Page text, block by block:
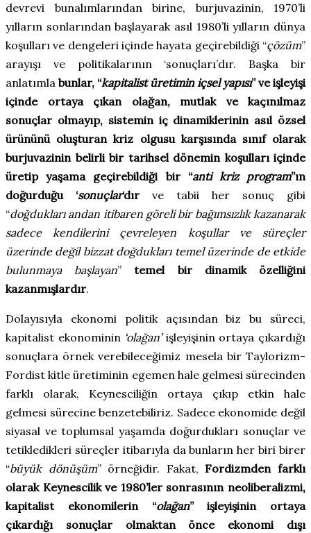
devrevi bunalımlarından birine, burjuvazinin, 1970’li
yılların sonlarından başlayarak asıl 1980’li yılların dünya
koşulları ve dengeleri içinde hayata geçirebildiği “çözüm”
arayışı ve politikalarının ‘sonuçları’dır. Başka bir
anlatımla bunlar, “kapitalist üretimin içsel yapısı” ve işleyişi
içinde ortaya çıkan olağan, mutlak ve kaçınılmaz
sonuçlar olmayıp, sistemin iç dinamiklerinin asıl özsel
ürününü oluşturan kriz olgusu karşısında sınıf olarak
burjuvazinin belirli bir tarihsel dönemin koşulları içinde
üretip yaşama geçirebildiği bir “anti kriz program”ın
doğurduğu ‘sonuçlar‘dır ve tabii her sonuç gibi
“doğdukları andan itibaren göreli bir bağımsızlık kazanarak
sadece kendilerini çevreleyen koşullar ve süreçler
üzerinde değil bizzat doğdukları temel üzerinde de etkide
bulunmaya başlayan”temel bir dinamik özelliğini
kazanmışlardır.
Dolayısıyla ekonomi politik açısından biz bu süreci,
kapitalist ekonominin ‘olağan’işleyişinin ortaya çıkardığı
sonuçlara örnek verebileceğimiz mesela bir Taylorizm-
Fordist kitle üretiminin egemen hale gelmesi sürecinden
farklı olarak, Keynesciliğin ortaya çıkıp etkin hale
gelmesi sürecine benzetebiliriz. Sadece ekonomide değil
siyasal ve toplumsal yaşamda doğurdukları sonuçlar ve
tetikledikleri süreçler itibarıyla da bunların her biri birer
“büyük dönüşüm” örneğidir. Fakat,Fordizmden farklı
olarak Keynescilik ve 1980’ler sonrasının neoliberalizmi,
kapitalist ekonomilerin “olağan” işleyişinin ortaya
çıkardığı sonuçlar olmaktan önce ekonomi dışı